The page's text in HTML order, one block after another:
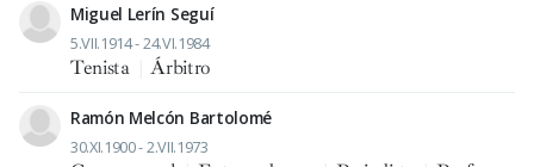
Miguel Lerín Seguí
5.VII.1914 - 24.VI.1984
Tenista Árbitro
Ramón Melcón Bartolomé
30.XI.1900 - 2.VII.1973